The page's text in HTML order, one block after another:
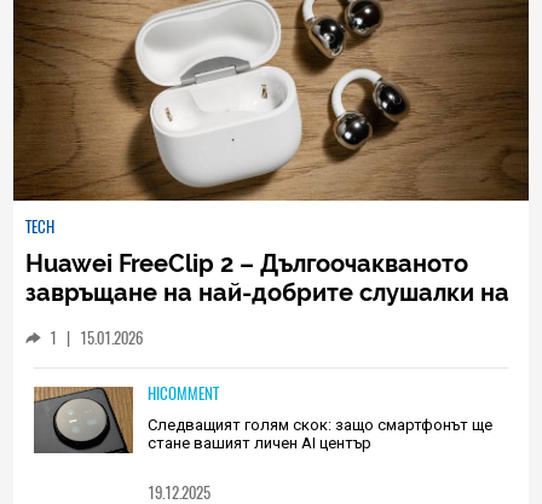
TECH
Huawei FreeClip 2 – Дългоочакваното
завръщане на най-добрите слушалки на
1 | 15.01.2026
HICOMMENT
Следващият голям скок: защо смартфонът ще
стане вашият личен AI център
19.12.2025